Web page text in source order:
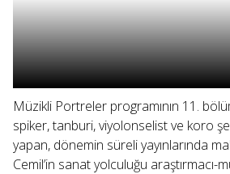
Müzikli Portreler programının 11.
spiker, tanburi, viyolonselist ve koro
yapan, dönemin süreli yayınlarında
Cemil’in sanat yolculuğu araştırmacı-